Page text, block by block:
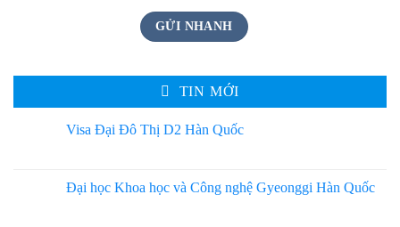
TIN MỚI
Visa Đại Đô Thị D2 Hàn Quốc
Đại học Khoa học và Công nghệ Gyeonggi Hàn Quốc